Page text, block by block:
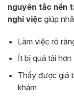
nguyên tắc nền
nghỉ việc giúp
Làm việc rõ
Ít bị quá tải hơn
Thấy được giá
khám